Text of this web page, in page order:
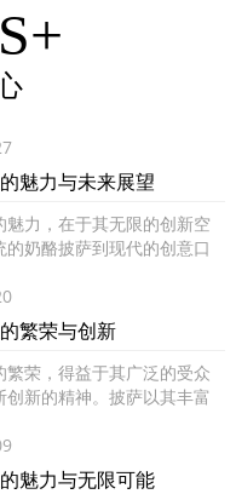
魅力与未来展望
魅力，在于其无限的创新空
的奶酪披萨到现代的创意口
繁荣与创新
繁荣，得益于其广泛的受众
创新的精神。披萨以其丰富
魅力与无限可能